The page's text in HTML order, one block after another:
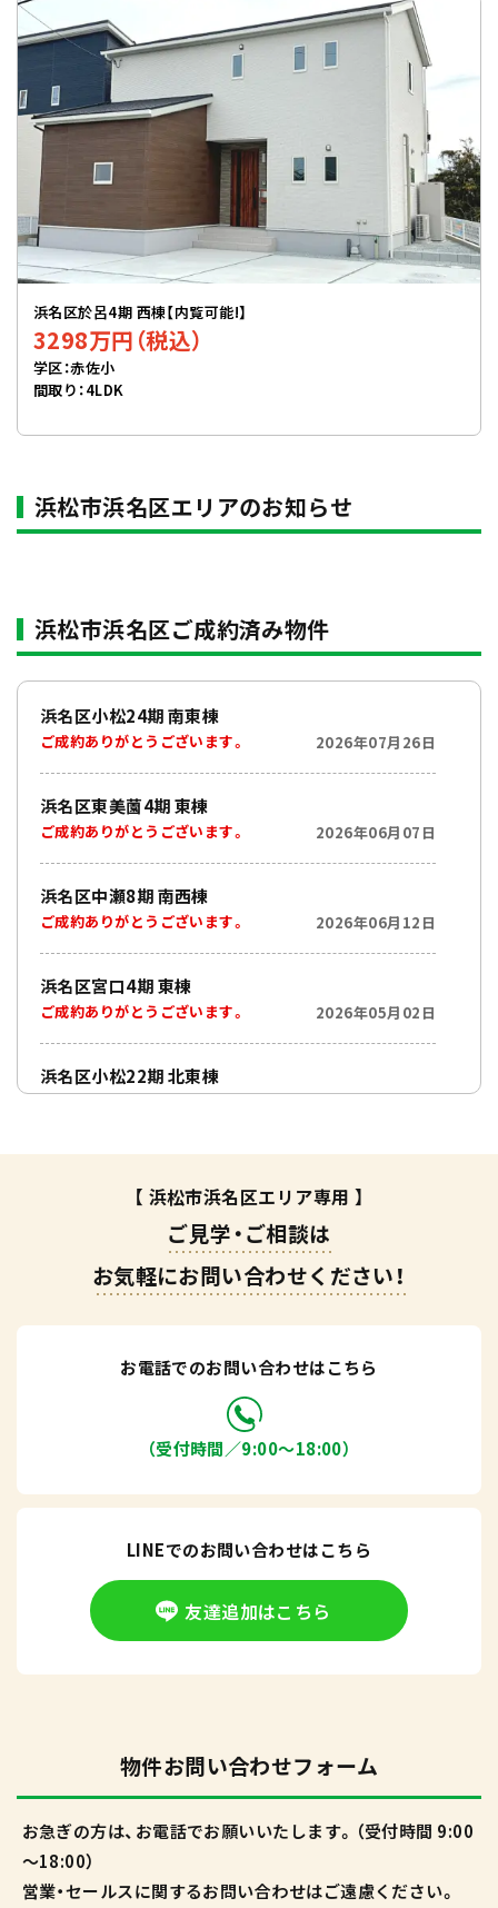
浜名区於呂4期 西棟【内覧可能!】
3298万円（税込）
学区：赤佐小
間取り：4LDK
浜松市浜名区エリアのお知らせ
浜松市浜名区ご成約済み物件
浜名区小松24期 南東棟
ご成約ありがとうございます。 2026年07月26日
浜名区東美薗4期 東棟
ご成約ありがとうございます。 2026年06月07日
浜名区中瀬8期 南西棟
ご成約ありがとうございます。 2026年06月12日
浜名区宮口4期 東棟
ご成約ありがとうございます。 2026年05月02日
浜名区小松22期 北東棟
ご成約ありがとうございます。 2026年05月24日
浜名区細江町10期 西棟
ご成約ありがとうございます。 2026年03月22日
【 浜松市浜名区エリア専用 】
ご見学・ご相談は
お気軽にお問い合わせください！
お電話でのお問い合わせはこちら
（受付時間／9:00〜18:00）
LINEでのお問い合わせはこちら
友達追加はこちら
物件お問い合わせフォーム
お急ぎの方は、お電話でお願いいたします。（受付時間 9:00
～18:00）
営業・セールスに関するお問い合わせはご遠慮ください。